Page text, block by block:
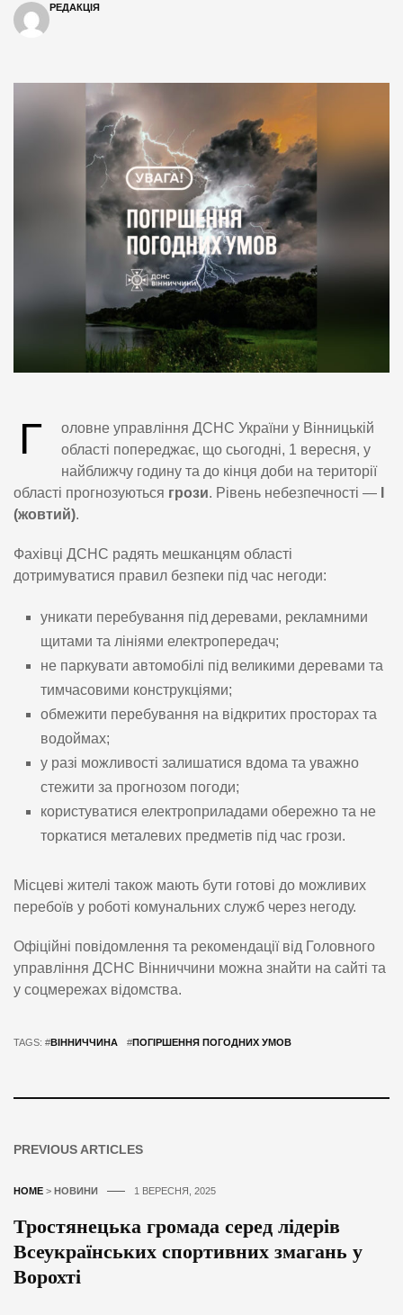
РЕДАКЦІЯ
Г
оловне управління ДСНС України у Вінницькій
області попереджає, що сьогодні, 1 вересня, у
найближчу годину та до кінця доби на території
області прогнозуються грози. Рівень небезпечності —
(жовтий).
Фахівці ДСНС радять мешканцям області
дотримуватися правил безпеки під час негоди:
уникати перебування під деревами, рекламними
щитами та лініями електропередач;
не паркувати автомобілі під великими деревами та
тимчасовими конструкціями;
обмежити перебування на відкритих просторах та
водоймах;
у разі можливості залишатися вдома та уважно
стежити за прогнозом погоди;
користуватися електроприладами обережно та не
торкатися металевих предметів під час грози.
Місцеві жителі також мають бути готові до можливих
перебоїв у роботі комунальних служб через негоду.
Офіційні повідомлення та рекомендації від Головного
управління ДСНС Вінниччини можна знайти на сайті та
у соцмережах відомства.
TAGS: #ВІННИЧЧИНА #ПОГІРШЕННЯ ПОГОДНИХ УМОВ
PREVIOUS ARTICLES
HOME > НОВИНИ 1 ВЕРЕСНЯ, 2025
Тростянецька громада серед лідерів
Всеукраїнських спортивних змагань у
Ворохті